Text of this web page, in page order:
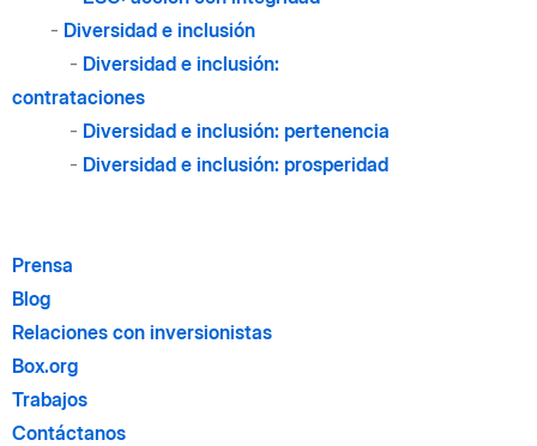
- Diversidad e inclusión
- Diversidad e inclusión:
contrataciones
- Diversidad e inclusión: pertenencia
- Diversidad e inclusión: prosperidad
Prensa
Blog
Relaciones con inversionistas
Box.org
Trabajos
Contáctanos